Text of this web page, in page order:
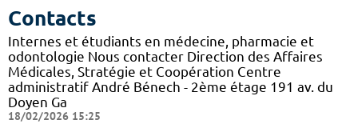
Contacts
Internes et étudiants en médecine, pharmacie et
odontologie Nous contacter Direction des Affaires
Médicales, Stratégie et Coopération Centre
administratif André Bénech - 2ème étage 191 av. du
Doyen Ga
18/02/2026 15:25